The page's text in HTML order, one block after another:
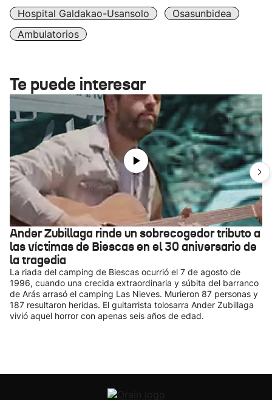
Hospital Galdakao-Usansolo
Osasunbidea
Ambulatorios
Te puede interesar
Ander Zubillaga rinde un sobrecogedor tributo a
las víctimas de Biescas en el 30 aniversario de
la tragedia
La riada del camping de Biescas ocurrió el 7 de agosto de
1996, cuando una crecida extraordinaria y súbita del barranco
de Arás arrasó el camping Las Nieves. Murieron 87 personas y
187 resultaron heridas. El guitarrista tolosarra Ander Zubillaga
vivió aquel horror con apenas seis años de edad.